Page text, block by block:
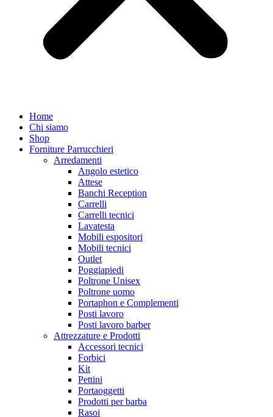
Home
Chi siamo
Shop
Forniture Parrucchieri
Arredamenti
Angolo estetico
Attese
Banchi Reception
Carrelli
Carrelli tecnici
Lavatesta
Mobili espositori
Mobili tecnici
Outlet
Poggiapiedi
Poltrone Unisex
Poltrone uomo
Portaphon e Complementi
Posti lavoro
Posti lavoro barber
Attrezzature e Prodotti
Accessori tecnici
Forbici
Kit
Pettini
Portaoggetti
Prodotti per barba
Rasoi